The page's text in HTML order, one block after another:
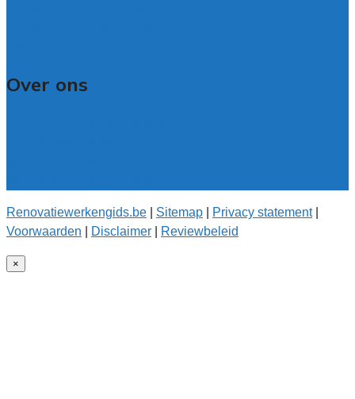
Over ons
Renovatiewerkengids.be Sitemap Privacy statement|
Voorwaarden
Disclaimer Reviewbeleid
×